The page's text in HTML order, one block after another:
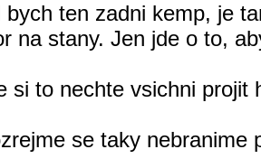
bych ten zadni kemp, je
na stany. Jen jde o to,
si to nechte vsichni projit
se taky nebranime